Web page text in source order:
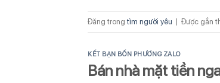
Đăng trong tìm người yêu | Được gắn
KẾT BẠN BỐN PHƯƠNG ZALO
Bán nhà mặt tiền